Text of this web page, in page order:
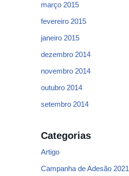
março 2015
fevereiro 2015
janeiro 2015
dezembro 2014
novembro 2014
outubro 2014
setembro 2014
Categorias
Artigo
Campanha de Adesão 2021